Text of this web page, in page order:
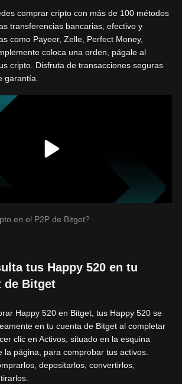
comprar cripto con más de 100 métodos
transferencias bancarias, efectivo y
como Payeer, Zelle, Perfect Money,
coloca una orden, págale al
cripto. Disfruta de transacciones seguras
garantía.
en el P2P de Bitget?
tus Happy 520 en tu
de Bitget
Happy 520 en Bitget, tus Happy 520 se
en tu cuenta de Bitget al completar
clic en Activos, situado en la esquina
la página, para comprobar tus activos.
depositarlos, convertirlos,